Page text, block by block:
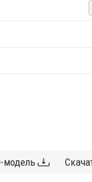
модель